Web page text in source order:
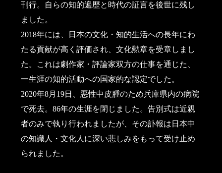
刊行。自らの知的遍歴と時代の証言を後世に残し
ました。
2018年には、日本の文化・知的生活への長年にわ
たる貢献が高く評価され、文化勲章を受章しまし
た。これは劇作家・評論家双方の仕事を通じた、
一生涯の知的活動への国家的な認定でした。
2020年8月19日、悪性中皮腫のため兵庫県内の病院
で死去。86年の生涯を閉じました。告別式は近親
者のみで執り行われましたが、その訃報は日本中
の知識人・文化人に深い悲しみをもって受け止め
られました。